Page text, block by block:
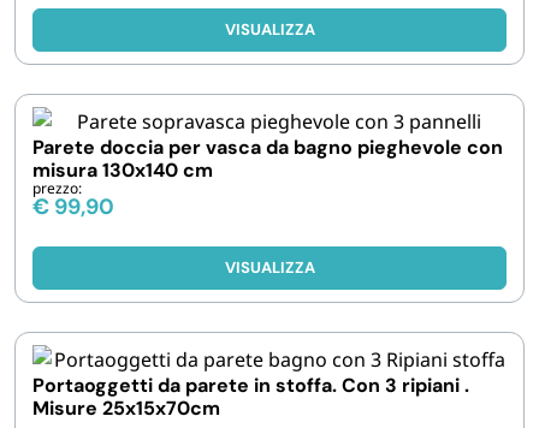
AVVOLGENTI E CONTENITORI ALIMENTARI
PARTY
FORNITURE SETTORE HO.RE.CA
VISUALIZZA
Parete doccia per vasca da bagno pieghevole con
misura 130x140 cm
prezzo:
€ 99,90
VISUALIZZA
Portaoggetti da parete in stoffa. Con 3 ripiani .
Misure 25x15x70cm